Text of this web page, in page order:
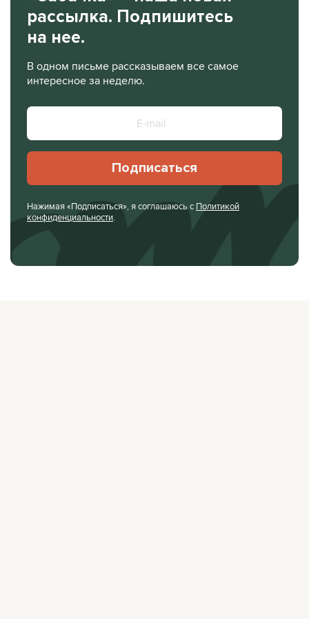
рассылка. Подпишитесь
на нее.
В одном письме рассказываем все самое
интересное за неделю.
Подписаться
Нажимая «Подписаться», я соглашаюсь с Политикой
конфиденциальности.